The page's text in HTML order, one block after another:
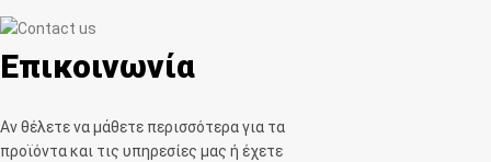
Επικοινωνία
Αν θέλετε να μάθετε περισσότερα για τα
προϊόντα και τις υπηρεσίες μας ή έχετε